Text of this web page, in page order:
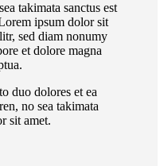
takimata sanctus est
ipsum dolor sit
sed diam nonumy
et dolore magna
duo dolores et ea
no sea takimata
sit amet.